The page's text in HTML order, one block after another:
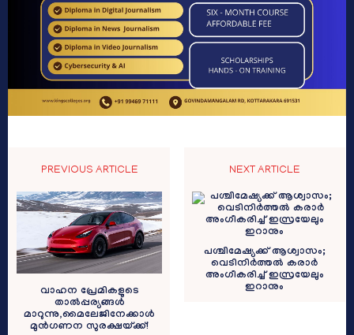
PREVIOUS ARTICLE
വാഹന പ്രേമികളുടെ
താൽപ്പര്യങ്ങൾ
മാറുന്നു,മൈലേജിനേക്കാൾ
മുൻ​ഗണന സുരക്ഷയ്ക്ക്!
NEXT ARTICLE
പശ്ചിമേഷ്യക്ക് ആശ്വാസം;
വെടിനിർത്തൽ കരാർ
അംഗീകരിച്ച് ഇസ്രയേലും
ഇറാനും